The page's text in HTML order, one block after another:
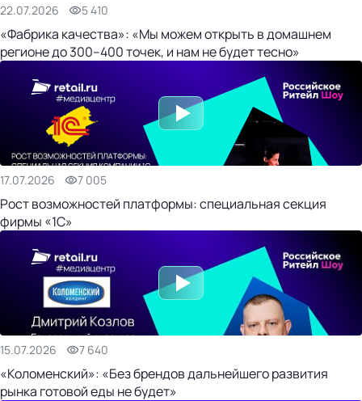
22.07.2026 5 410
«Фабрика качества»: «Мы можем открыть в домашнем
регионе до 300–400 точек, и нам не будет тесно»
17.07.2026 7 005
Рост возможностей платформы: специальная секция
фирмы «1С»
15.07.2026 7 640
«Коломенский»: «Без брендов дальнейшего развития
рынка готовой еды не будет»